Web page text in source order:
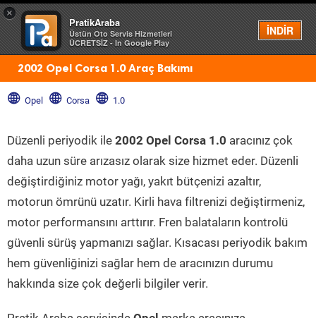
×
PratikAraba
Üstün Oto Servis Hizmetleri
ÜCRETSİZ - In Google Play
İNDİR
Menü
2002 Opel Corsa 1.0 Araç Bakımı
Opel Corsa 1.0
Düzenli periyodik ile 2002 Opel Corsa 1.0 aracınız çok
daha uzun süre arızasız olarak size hizmet eder. Düzenli
değiştirdiğiniz motor yağı, yakıt bütçenizi azaltır,
motorun ömrünü uzatır. Kirli hava filtrenizi değiştirmeniz,
motor performansını arttırır. Fren balataların kontrolü
güvenli sürüş yapmanızı sağlar. Kısacası periyodik bakım
hem güvenliğinizi sağlar hem de aracınızın durumu
hakkında size çok değerli bilgiler verir.